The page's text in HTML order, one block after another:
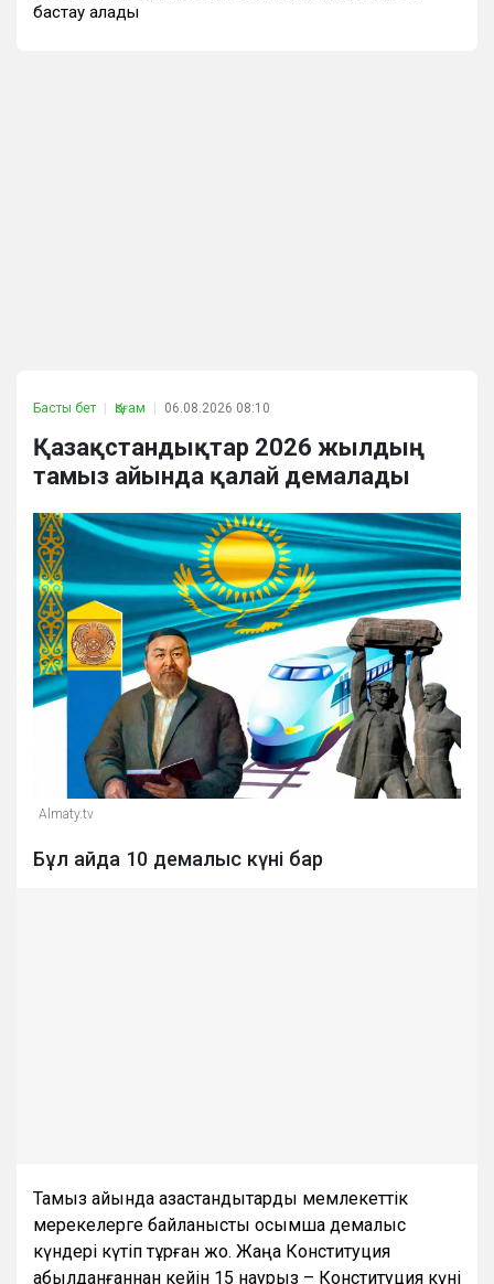
бастау алады
Басты бет Қоғам 06.08.2026 08:10
Қазақстандықтар 2026 жылдың
тамыз айында қалай демалады
Almaty.tv
Бұл айда 10 демалыс күні бар
Тамыз айында қазақстандықтарды мемлекеттік
мерекелерге байланысты қосымша демалыс
күндері күтіп тұрған жоқ. Жаңа Конституция
қабылданғаннан кейін 15 наурыз – Конституция күні